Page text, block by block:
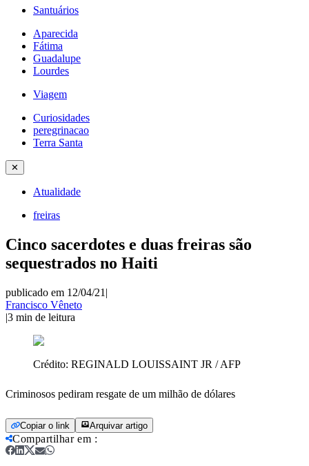
Santuários
Aparecida
Fátima
Guadalupe
Lourdes
Viagem
Curiosidades
peregrinacao
Terra Santa
✕
Atualidade
freiras
Cinco sacerdotes e duas freiras são
sequestrados no Haiti
publicado em 12/04/21 |
Francisco Vêneto
|3 min de leitura
Crédito: REGINALD LOUISSAINT JR / AFP
Criminosos pediram resgate de um milhão de dólares
Copiar o link Arquivar artigo
Compartilhar em :